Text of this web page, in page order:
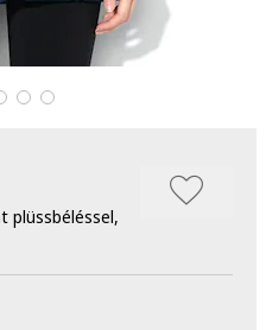
plüssbéléssel,